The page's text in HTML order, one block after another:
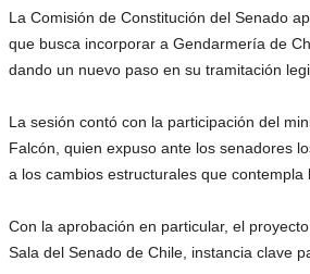
La Comisión de Constitución del Senado
que busca incorporar a Gendarmería de
dando un nuevo paso en su tramitación
La sesión contó con la participación del
Falcón , quien expuso ante los senadores
a los cambios estructurales que contempla
Con la aprobación en particular, el
Sala del Senado de Chile, instancia clave